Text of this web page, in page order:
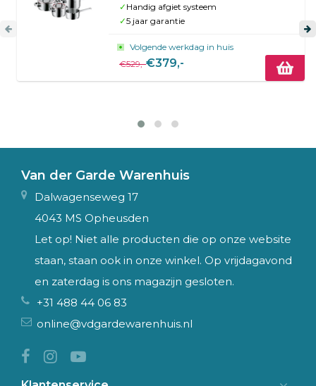
✓ Handig afgiet systeem
✓5 jaar garantie
Volgende werkdag in huis
€529,-€379,-
Van der Garde Warenhuis
Dalwagenseweg 17
4043 MS Opheusden
Let op! Niet alle producten die op onze website
staan, staan ook in onze winkel. Op vrijdagavond
en zaterdag is ons magazijn gesloten.
+31 488 44 06 83
online@vdgardewarenhuis.nl